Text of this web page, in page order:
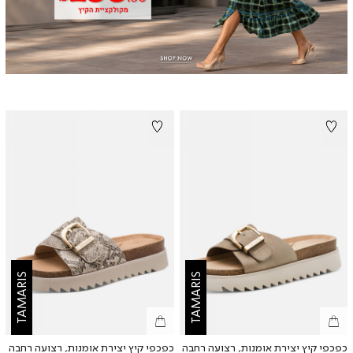
TAMARIS
כפכפי קיץ יצירת אומנות, רצועה רחבה
TAMARIS
כפכפי קיץ יצירת אומנות, רצועה רחבה